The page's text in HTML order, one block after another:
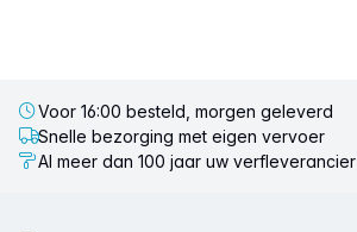
Voor 16:00 besteld, morgen geleverd
Snelle bezorging met eigen vervoer
Al meer dan 100 jaar uw verfleverancier